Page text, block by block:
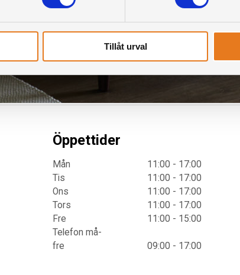
Tillåt urval
Öppettider
Mån
11:00 - 17:00
Tis
11:00 - 17:00
Ons
11:00 - 17:00
Tors
11:00 - 17:00
Fre
11:00 - 15:00
Telefon må-
fre
09:00 - 17:00